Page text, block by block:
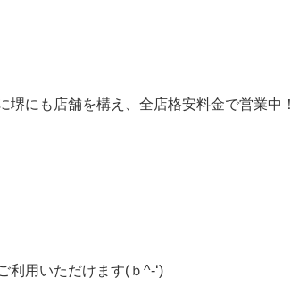
にも店舗を構え、全店格安料金で営業中！
利用いただけます(ｂ^-‘)